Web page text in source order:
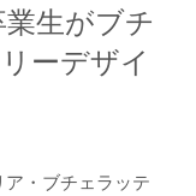
生がブチ
ーデザイ
・ブチェラッテ